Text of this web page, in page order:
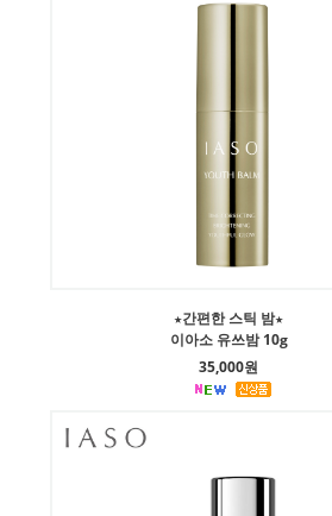
★간편한 스틱 밤★
이아소 유쓰밤 10g
35,000원